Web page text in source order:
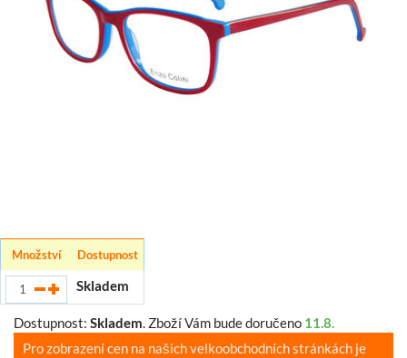
Množství Dostupnost
Skladem
Dostupnost: Skladem. Zboží Vám bude doručeno 11.8.
Pro zobrazení cen na našich velkoobchodních stránkách je